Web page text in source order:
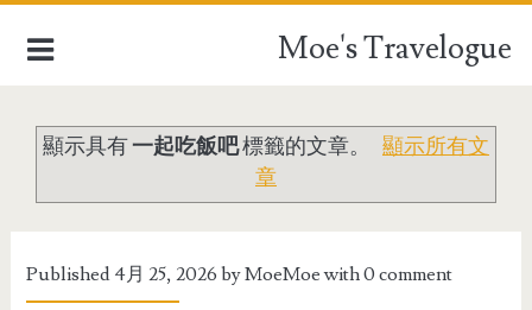
Moe's Travelogue
EUROPE
OCEANIA
顯示具有一起吃飯吧標籤的文章。
顯示所有文
章
Published 4月 25, 2026 byMoeMoewith0 comment